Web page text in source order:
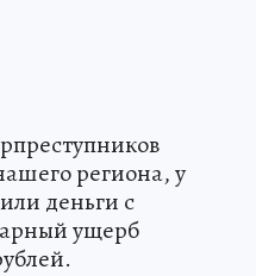
региона, у
деньги с
ущерб